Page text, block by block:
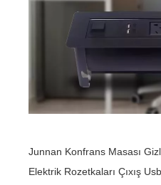
Junnan Konfrans Masası
Elektrik Rozetkaları Çıxış